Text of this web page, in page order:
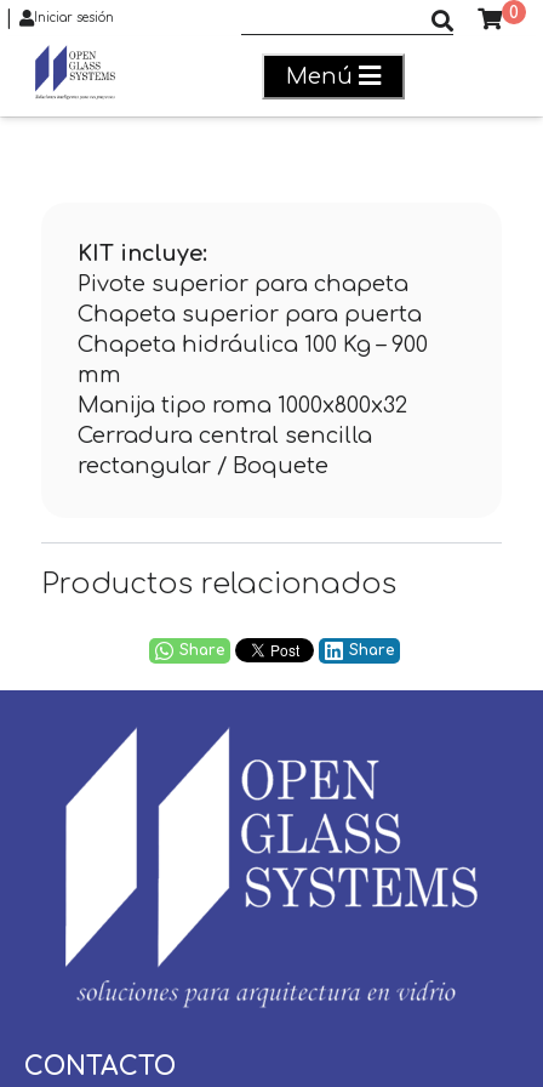
Iniciar sesión 0
Menú
KIT incluye:
Pivote superior para chapeta
Chapeta superior para puerta
Chapeta hidráulica 100 Kg – 900
mm
Manija tipo roma 1000x800x32
Cerradura central sencilla
rectangular / Boquete
Productos relacionados
Share Share
CONTACTO